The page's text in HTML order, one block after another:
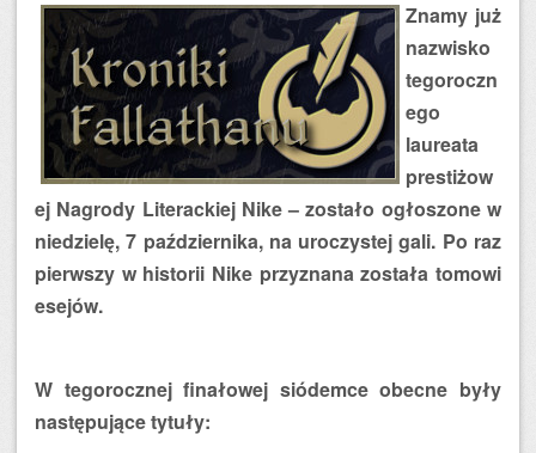
Znamy już
nazwisko
tegoroczn
ego
laureata
prestiżow
ej Nagrody Literackiej Nike – zostało ogłoszone w
niedzielę, 7 października, na uroczystej gali. Po raz
pierwszy w historii Nike przyznana została tomowi
esejów.
W tegorocznej finałowej siódemce obecne były
następujące tytuły: